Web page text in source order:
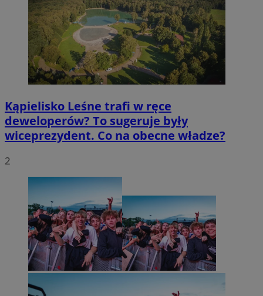
Kąpielisko Leśne trafi w ręce
deweloperów? To sugeruje były
wiceprezydent. Co na obecne władze?
2